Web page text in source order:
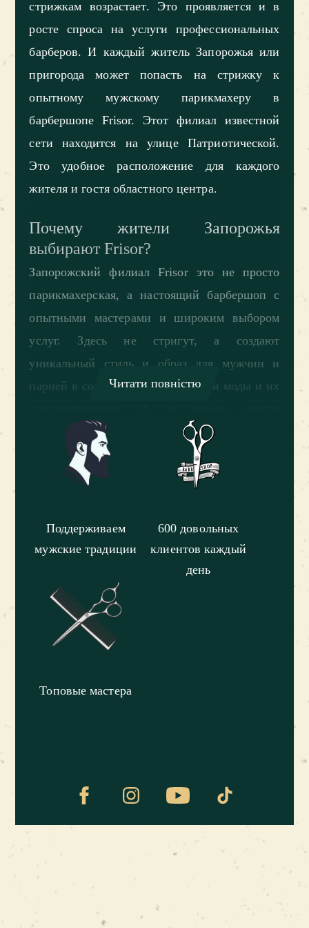
стрижкам возрастает. Это проявляется и в
росте спроса на услуги профессиональных
барберов. И каждый житель Запорожья или
пригорода может попасть на стрижку к
опытному мужскому парикмахеру в
барбершопе Frisor. Этот филиал известной
сети находится на улице Патриотической.
Это удобное расположение для каждого
жителя и гостя областного центра.
Почему жители Запорожья
выбирают Frisor?
Запорожский филиал Frisor это не просто
парикмахерская, а настоящий барбершоп с
опытными мастерами и широким выбором
услуг. Здесь не стригут, а создают
уникальный стиль и образ для мужчин и
парней в соответствии с трендами моды и их
используются только лучшие инструменты и
косметические средства.
Согласно опросам гостей этого барбершопа в
которым они выбирают именно Frisor:
Удобная локация, позволяющая быстро
добираться до барбершопа из любой точки
города на общественном или личном
транспорте;
некоторых других мужских
Комфортная мебель (в зале ожидания и у
Только опытные мастера, прошедшие
Как видите, преимуществ у барбершопа в
Читати повністю
Поддерживаем
мужские традиции
600 довольных
клиентов каждый
день
Топовые мастера